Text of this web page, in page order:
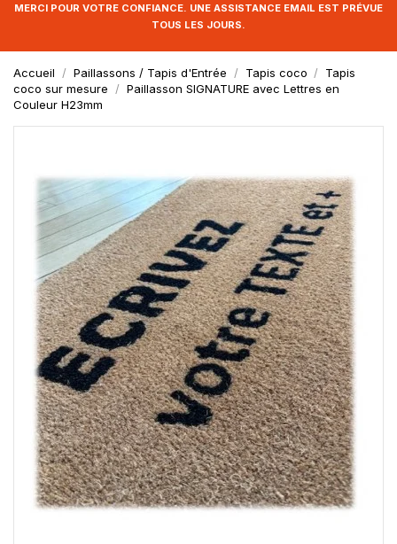
MERCI POUR VOTRE CONFIANCE. UNE ASSISTANCE EMAIL EST PRÉVUE
TOUS LES JOURS.
Accueil Paillassons / Tapis d'Entrée Tapis coco
Tapis
coco sur mesure
Paillasson SIGNATURE avec Lettres en
Couleur H23mm